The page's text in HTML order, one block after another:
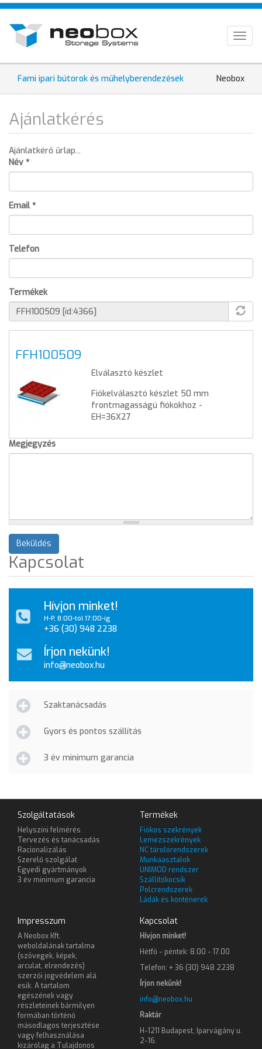
Ugrás
tartalomra
EN
Fami ipari bútorok és műhelyberendezések
hely
Neobox
Ajánlatkérés
Ajánlatkérő űrlap...
Név *
Email*
Telefon
Termékek
FFH100509
Elválasztó készlet
Fiókelválasztó készlet 50 mm
frontmagasságú fiókokhoz -
EH=36X27
Megjegyzés
Beküldés
Kapcsolat
Hívjon minket!
H-P, 8:00-tól 17:00-ig
+36 (30) 948 2238
Írjon nekünk!
info@neobox.hu
Szaktanácsadás
Gyors és pontos szállítás
3 év minimum garancia
Szolgáltatások
Helyszíni felmérés
Tervezés és tanácsadás
Racionalizálás
Szerelő szolgálat
Egyedi gyártmányok
3 év minimum garancia
Termékek
Fiókos szekrények
Lemezszekrények
NC tárolórendszerek
Munkaasztalok
UNIMOD rendszer
Szállítókocsik
Polcrendszerek
Ládák és konténerek
Impresszum
A Neobox Kft.
weboldalának tartalma
(szövegek, képek,
arculat, elrendezés)
szerzői jogvédelem alá
esik. A tartalom
egészének vagy
részleteinek bármilyen
formában történő
másodlagos terjesztése
vagy felhasználása
kizárólag a Tulajdonos
Kapcsolat
Hívjon minket!
Hétfő - péntek: 8.00 - 17.00
Telefon: + 36 (30) 948 2238
Írjon nekünk!
info@neobox.hu
Raktár
H-1211 Budapest, Iparvágány u.
2-16.